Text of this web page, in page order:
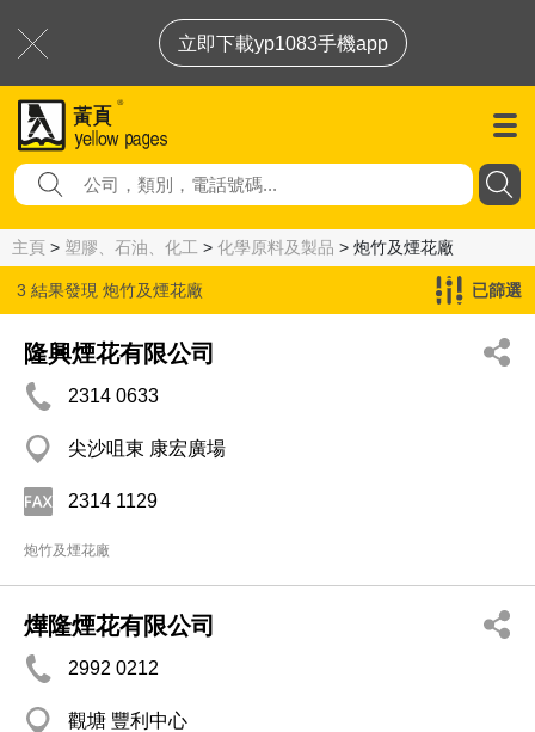
立即下載yp1083手機app
主頁 > 塑膠、石油、化工 > 化學原料及製品 > 炮竹及煙花廠
3 結果發現 炮竹及煙花廠 已篩選
隆興煙花有限公司
2314 0633
尖沙咀東 康宏廣場
2314 1129
炮竹及煙花廠
燁隆煙花有限公司
2992 0212
觀塘 豐利中心